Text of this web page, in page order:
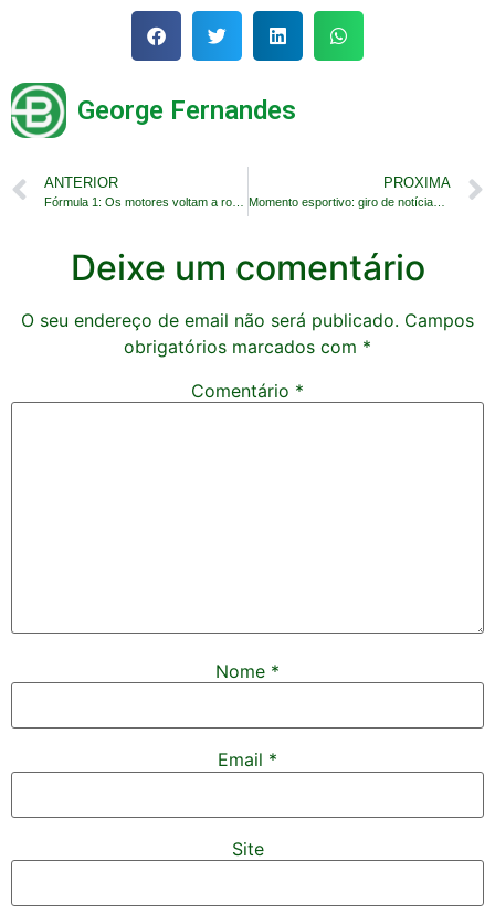
George Fernandes
ANTERIOR PROXIMA
Momento esportivo: giro de notícias do fim de semana
Deixe um comentário
O seu endereço de email não será publicado. Campos
obrigatórios marcados com *
Comentário *
Nome *
Email *
Site